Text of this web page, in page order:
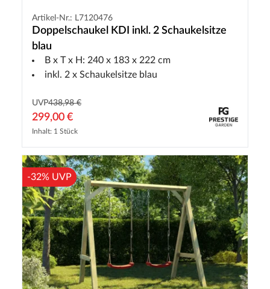
Artikel-Nr.: L7120476
Doppelschaukel KDI inkl. 2 Schaukelsitze
blau
B x T x H: 240 x 183 x 222 cm
inkl. 2 x Schaukelsitze blau
UVP438,98 €
299,00 €
Inhalt: 1 Stück
-32% UVP